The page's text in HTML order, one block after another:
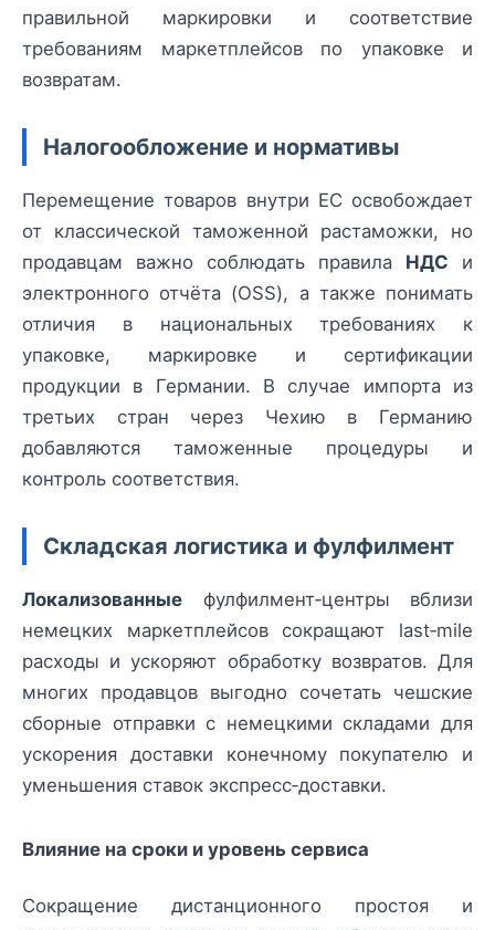
правильной маркировки и соответствие
требованиям маркетплейсов по упаковке и
возвратам.
Налогообложение и нормативы
Перемещение товаров внутри ЕС освобождает
от классической таможенной растаможки, но
продавцам важно соблюдать правила НДС и
электронного отчёта (OSS), а также понимать
отличия в национальных требованиях к
упаковке, маркировке и сертификации
продукции в Германии. В случае импорта из
третьих стран через Чехию в Германию
добавляются таможенные процедуры и
контроль соответствия.
Складская логистика и фулфилмент
Локализованные фулфилмент‑центры вблизи
немецких маркетплейсов сокращают last‑mile
расходы и ускоряют обработку возвратов. Для
многих продавцов выгодно сочетать чешские
сборные отправки с немецкими складами для
ускорения доставки конечному покупателю и
уменьшения ставок экспресс‑доставки.
Влияние на сроки и уровень сервиса
Сокращение дистанционного простоя и